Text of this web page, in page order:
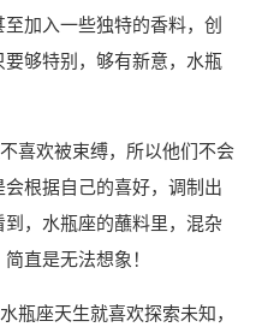
加入一些独特的香料，创
够特别，够有新意，水瓶
喜欢被束缚，所以他们不会
根据自己的喜好，调制出
，水瓶座的蘸料里，混杂
直是无法想象！
瓶座天生就喜欢探索未知，